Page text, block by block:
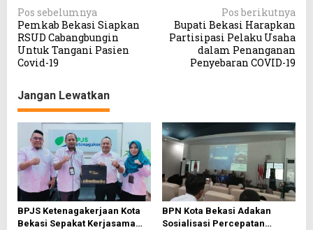
N
a
v
i
g
a
s
i
p
o
s
Pos sebelumnya
Pemkab Bekasi Siapkan
RSUD Cabangbungin
Untuk Tangani Pasien
Covid-19
Pos berikutnya
Bupati Bekasi Harapkan
Partisipasi Pelaku Usaha
dalam Penanganan
Penyebaran COVID-19
Jangan Lewatkan
BPJS Ketenagakerjaan Kota
Bekasi Sepakat Kerjasama
BPN Kota Bekasi Adakan
Sosialisasi Percepatan